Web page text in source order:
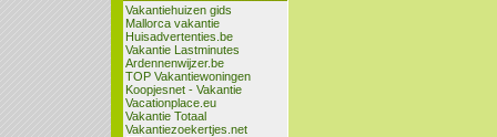
Vakantiehuizen gids
Mallorca vakantie
Huisadvertenties.be
Vakantie Lastminutes
Ardennenwijzer.be
TOP Vakantiewoningen
Koopjesnet - Vakantie
Vacationplace.eu
Vakantie Totaal
Vakantiezoekertjes.net